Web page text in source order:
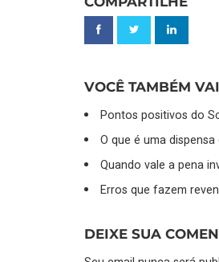
VOCÊ TAMBÉM
Pontos positivos do
O que é uma
Quando vale a pena
Erros que fazem
DEIXE SUA